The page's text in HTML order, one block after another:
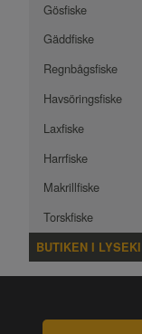
Gösfiske
Gäddfiske
Regnbågsfiske
Havsöringsfiske
Laxfiske
Harrfiske
Makrillfiske
Torskfiske
BUTIKEN I